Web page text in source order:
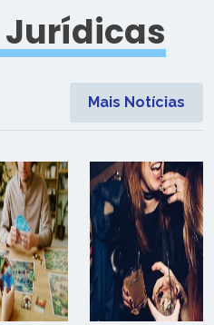
Mais Notícias